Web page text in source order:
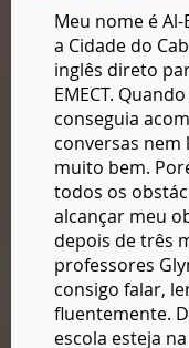
Meu nome é
a Cidade do
inglês direto
EMECT.
conseguia
conversas nem
muito bem.
todos os
alcançar meu
depois de três
professores
consigo falar,
fluentemente.
escola esteja